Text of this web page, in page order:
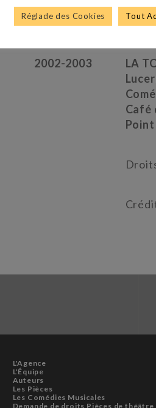
Petit
Point
2002-2003
LA
Café
L'Agence
L'Équipe
Auteurs
Les Pièces
Les Comédies Musicales
Demande de droits Pièces de théâtre
Réglade des Cookies Tout